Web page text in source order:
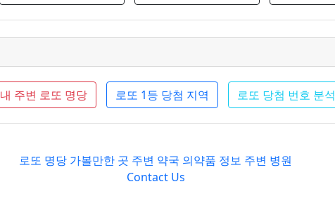
내 주변 로또 명당 로또 1등 당첨 지역 로또 당첨 번호 분석
로또 명당 가볼만한 곳 주변 약국 의약품 정보 주변 병원
Contact Us